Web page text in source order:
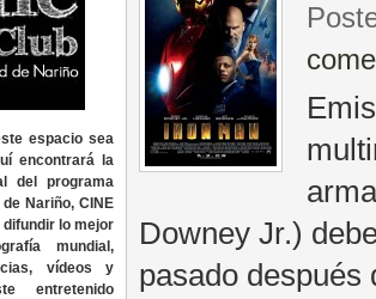
Downey Jr.)
pasado después
espacio sea
encontrará la
del programa
Nariño, CINE
difundir lo mejor
mundial,
vídeos y
entretenido